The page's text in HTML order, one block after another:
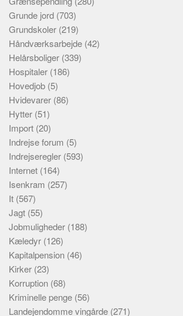
Grunde jord (703)
Grundskoler (219)
Håndværksarbejde (42)
Helårsboliger (339)
Hospitaler (186)
Hovedjob (5)
Hvidevarer (86)
Hytter (51)
Import (20)
Indrejse forum (5)
Indrejseregler (593)
Internet (164)
Isenkram (257)
It (567)
Jagt (55)
Jobmuligheder (188)
Kæledyr (126)
Kapitalpension (46)
Kirker (23)
Korruption (68)
Kriminelle penge (56)
Landejendomme vingårde (271)